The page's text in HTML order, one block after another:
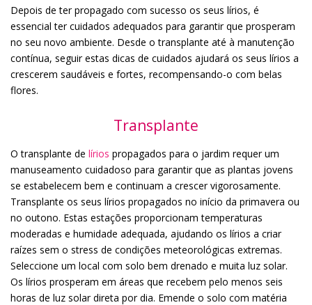
Depois de ter propagado com sucesso os seus lírios, é
essencial ter cuidados adequados para garantir que prosperam
no seu novo ambiente. Desde o transplante até à manutenção
contínua, seguir estas dicas de cuidados ajudará os seus lírios a
crescerem saudáveis e fortes, recompensando-o com belas
flores.
Transplante
O transplante de lírios propagados para o jardim requer um
manuseamento cuidadoso para garantir que as plantas jovens
se estabelecem bem e continuam a crescer vigorosamente.
Transplante os seus lírios propagados no início da primavera ou
no outono. Estas estações proporcionam temperaturas
moderadas e humidade adequada, ajudando os lírios a criar
raízes sem o stress de condições meteorológicas extremas.
Seleccione um local com solo bem drenado e muita luz solar.
Os lírios prosperam em áreas que recebem pelo menos seis
horas de luz solar direta por dia. Emende o solo com matéria